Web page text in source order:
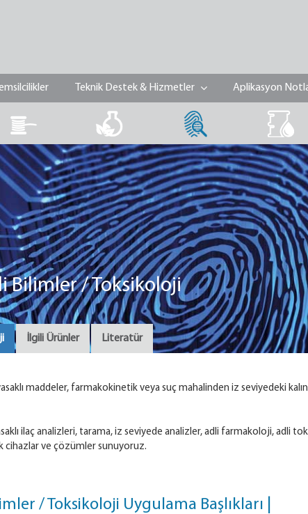
Teknik Destek & Hizmetler Aplikasyon
Bilimler / Toksikoloji
İlgili Ürünler Literatür
maddeler, farmakokinetik veya suç mahalinden iz seviyedeki
ilaç analizleri, tarama, iz seviyede analizler, adli farmakoloji, adli
cihazlar ve çözümler sunuyoruz.
/ Toksikoloji Uygulama Başlıkları |